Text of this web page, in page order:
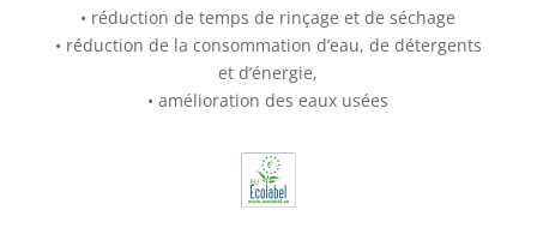
• réduction de temps de rinçage et de séchage
• réduction de la consommation d’eau, de détergents
et d’énergie,
• amélioration des eaux usées